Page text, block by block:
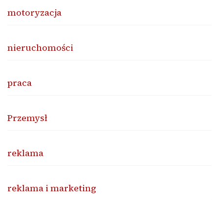
motoryzacja
nieruchomości
praca
Przemysł
reklama
reklama i marketing